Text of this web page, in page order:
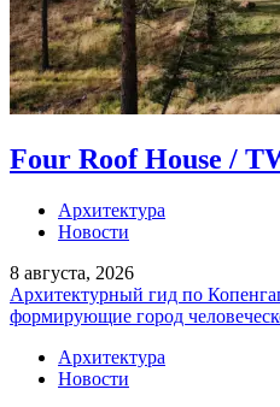
Four Roof House /
Архитектура
Новости
8 августа, 2026
Архитектурный гид по
формирующие город
Архитектура
Новости